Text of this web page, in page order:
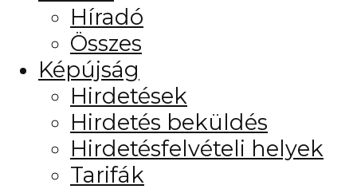
Híradó
Összes
Képújság
Hirdetések
Hirdetés beküldés
Hirdetésfelvételi helyek
Tarifák